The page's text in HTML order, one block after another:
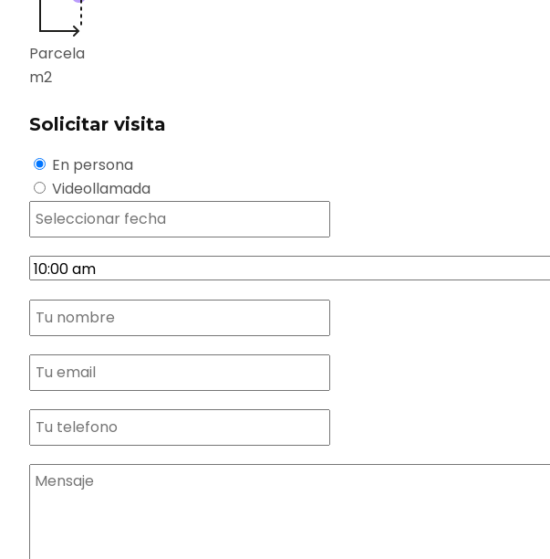
Parcela
m2
Solicitar visita
En persona
Videollamada